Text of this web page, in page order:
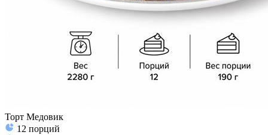
Торт Медовик
12 порций